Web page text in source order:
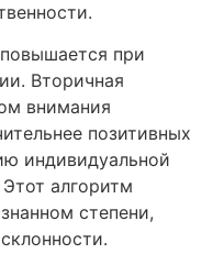
при
Вторичная
внимания
позитивных
индивидуальной
алгоритм
степени,